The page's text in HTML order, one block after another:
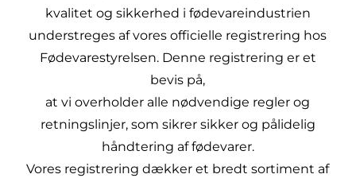
kvalitet og sikkerhed i fødevareindustrien
understreges af vores officielle registrering hos
Fødevarestyrelsen. Denne registrering er et
bevis på,
at vi overholder alle nødvendige regler og
retningslinjer, som sikrer sikker og pålidelig
håndtering af fødevarer.
Vores registrering dækker et bredt sortiment af